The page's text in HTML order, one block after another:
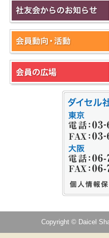
Copyright © Daicel